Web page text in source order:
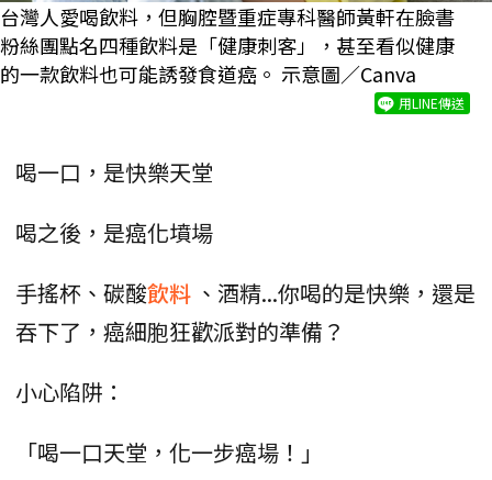
台灣人愛喝飲料，但胸腔暨重症專科醫師黃軒在臉書
粉絲團點名四種飲料是「健康刺客」，甚至看似健康
的一款飲料也可能誘發食道癌。 示意圖／Canva
用LINE傳送
喝一口，是快樂天堂
喝之後，是癌化墳場
手搖杯、碳酸飲料 、酒精...你喝的是快樂，還是
吞下了，癌細胞狂歡派對的準備？
小心陷阱：
「喝一口天堂，化一步癌場！」